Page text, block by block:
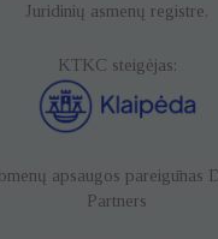
Juridinių asmenų registre.
KTKC steigėjas:
apsaugos pareigūnas
Partners